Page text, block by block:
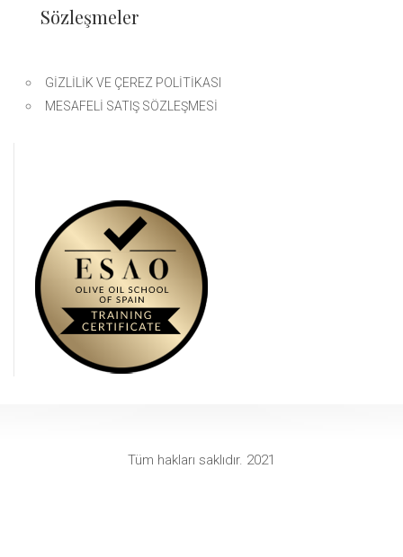
Sözleşmeler
GIZLILIK VE ÇEREZ POLITIKASI
MESAFELI SATIŞ SÖZLEŞMESI
Tüm hakları saklıdır. 2021